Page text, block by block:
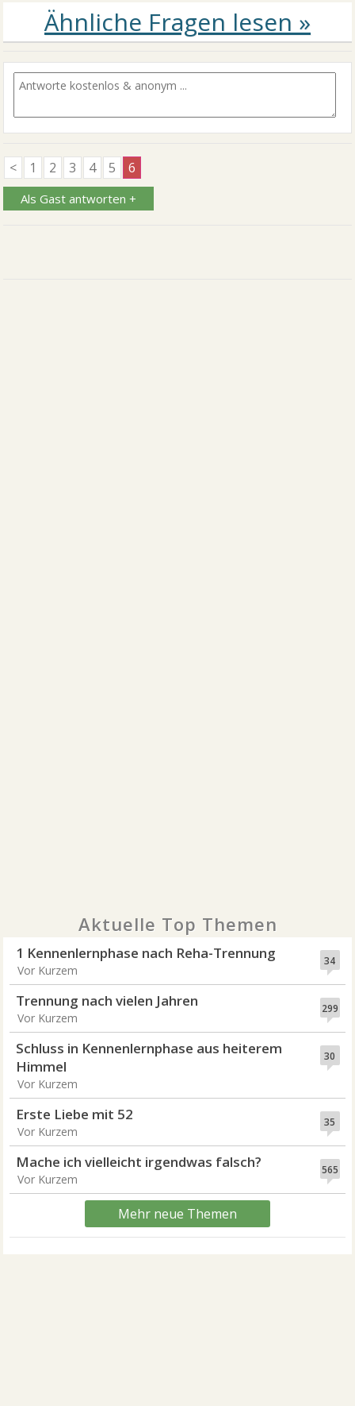
< 1 2 3 4 5 6
Als Gast antworten +
Aktuelle Top Themen
34
1 Kennenlernphase nach Reha-Trennung
Vor Kurzem
299
Trennung nach vielen Jahren
Vor Kurzem
30
Schluss in Kennenlernphase aus heiterem
Himmel
Vor Kurzem
35
Erste Liebe mit 52
Vor Kurzem
565
Mache ich vielleicht irgendwas falsch?
Vor Kurzem
Mehr neue Themen